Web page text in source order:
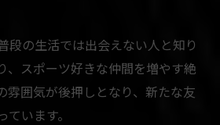
自然な友達作りが叶うヒント
感じる札幌の温かい雰囲気
段の生活では出会えない人と知り
、スポーツ好きな仲間を増やす絶
雰囲気が後押しとなり、新たな友
います。